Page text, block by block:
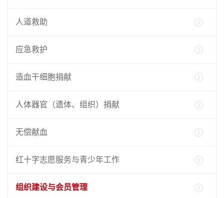
人道救助
应急救护
造血干细胞捐献
人体器官（遗体、组织）捐献
无偿献血
红十字志愿服务与青少年工作
组织建设与会员管理